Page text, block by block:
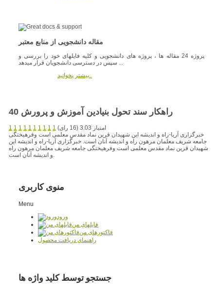
مقاله دانشجویی از منابع معتبر
پروژه 24 مقاله ها ، پروژه های دانشجویی و کلیه فایلهای خود را بررسی و
سپس در دسترسی دانشجویان قرار میدهد ...
بیشتر بخوانید..
40 راهکار سند تحول بنيادين آموزش و پرورش
1 1 1 1 1 1 1 1 1 1
امتیاز 3.03 (16 رای)
خبرگزاری آریا-راه و اندیشه این شهیدان قرین نماد مقدس معلمی است وفرهیختگی
جامعه شریف معلمان مرهون راه و اندیشه آنان است. خبرگزاری آریا-راه و اندیشه این
شهیدان قرین نماد مقدس معلمی است وفرهیختگی جامعه شریف معلمان مرهون راه
و اندیشه آنان است.
منوی کاربری
Menu
ورود
فایلهای من
فاکتورهای من
راهنمای دریافت محصول
جستجو توسط کلید واژه ها